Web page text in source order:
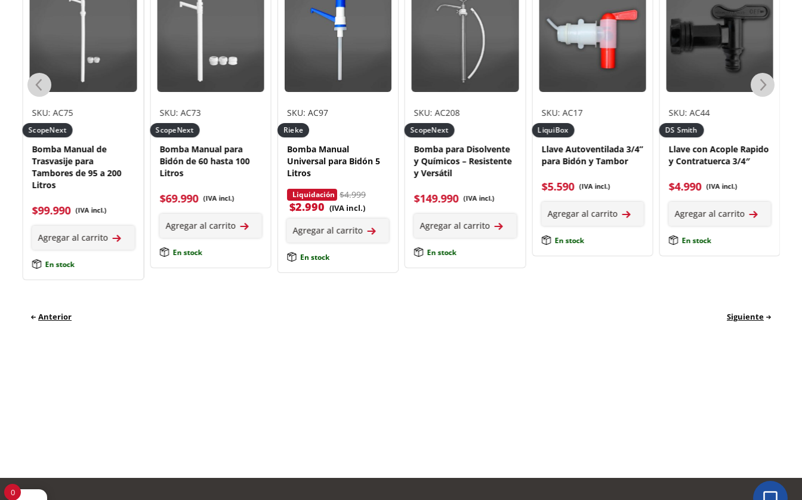
SKU: AC75
ScopeNext
Bomba Manual de
Trasvasije para
Tambores de 95 a 200
Litros
$99.990 (IVA incl.)
Agregar al carrito
En stock
SKU: AC73
ScopeNext
Bomba Manual para
Bidón de 60 hasta 100
Litros
$69.990 (IVA incl.)
Agregar al carrito
En stock
SKU: AC97
Rieke
Bomba Manual
Universal para Bidón 5
Litros
Liquidación $4.999
$2.990 (IVA incl.)
Agregar al carrito
En stock
SKU: AC208
ScopeNext
Bomba para Disolvente
y Químicos – Resistente
y Versátil
$149.990 (IVA incl.)
Agregar al carrito
En stock
SKU: AC17
LiquiBox
Llave Autoventilada 3/4”
para Bidón y Tambor
$5.590 (IVA incl.)
Agregar al carrito
En stock
SKU: AC44
DS Smith
Llave con Acople Rapido
y Contratuerca 3/4″
$4.990 (IVA incl.)
Agregar al carrito
En stock
Anterior Siguiente
0